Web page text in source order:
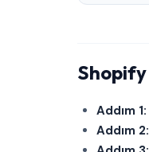
Shopify
Addım 1:
Addım 2: